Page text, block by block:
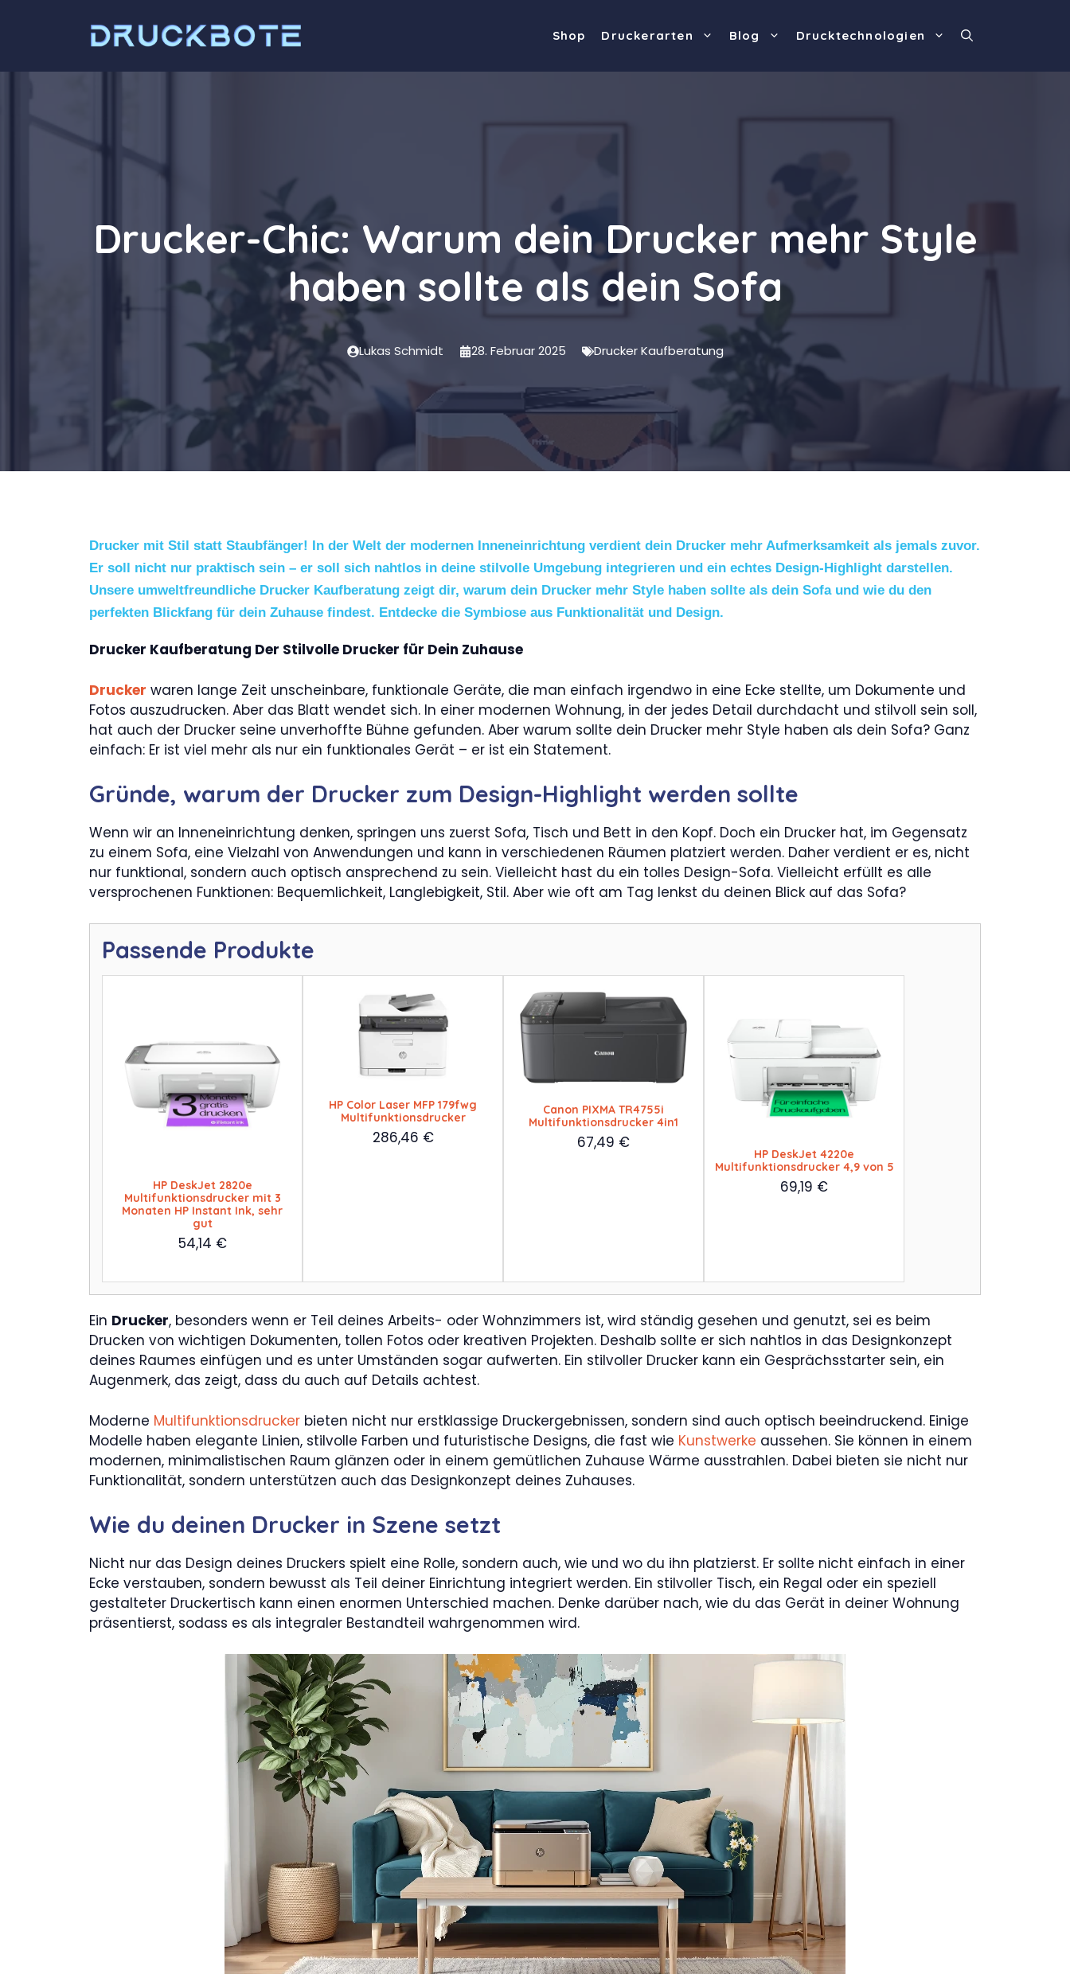
Shop Druckerarten Blog Drucktechnologien
Drucker-Chic: Warum dein Drucker mehr Style
haben sollte als dein Sofa
Lukas Schmidt 28. Februar 2025 Drucker Kaufberatung
Drucker mit Stil statt Staubfänger! In der Welt der modernen Inneneinrichtung verdient dein Drucker mehr Aufmerksamkeit als jemals zuvor.
Er soll nicht nur praktisch sein – er soll sich nahtlos in deine stilvolle Umgebung integrieren und ein echtes Design-Highlight darstellen.
Unsere umweltfreundliche Drucker Kaufberatung zeigt dir, warum dein Drucker mehr Style haben sollte als dein Sofa und wie du den
perfekten Blickfang für dein Zuhause findest. Entdecke die Symbiose aus Funktionalität und Design.
Drucker Kaufberatung Der Stilvolle Drucker für Dein Zuhause
Drucker waren lange Zeit unscheinbare, funktionale Geräte, die man einfach irgendwo in eine Ecke stellte, um Dokumente und
Fotos auszudrucken. Aber das Blatt wendet sich. In einer modernen Wohnung, in der jedes Detail durchdacht und stilvoll sein soll,
hat auch der Drucker seine unverhoffte Bühne gefunden. Aber warum sollte dein Drucker mehr Style haben als dein Sofa? Ganz
einfach: Er ist viel mehr als nur ein funktionales Gerät – er ist ein Statement.
Gründe, warum der Drucker zum Design-Highlight werden sollte
Wenn wir an Inneneinrichtung denken, springen uns zuerst Sofa, Tisch und Bett in den Kopf. Doch ein Drucker hat, im Gegensatz
zu einem Sofa, eine Vielzahl von Anwendungen und kann in verschiedenen Räumen platziert werden. Daher verdient er es, nicht
nur funktional, sondern auch optisch ansprechend zu sein. Vielleicht hast du ein tolles Design-Sofa. Vielleicht erfüllt es alle
versprochenen Funktionen: Bequemlichkeit, Langlebigkeit, Stil. Aber wie oft am Tag lenkst du deinen Blick auf das Sofa?
Passende Produkte
HP DeskJet 2820e
Multifunktionsdrucker mit 3
Monaten HP Instant Ink, sehr
gut
54,14 €
HP Color Laser MFP 179fwg
Multifunktionsdrucker
286,46 €
Canon PIXMA TR4755i
Multifunktionsdrucker 4in1
67,49 €
HP DeskJet 4220e
Multifunktionsdrucker 4,9 von 5
69,19 €
Ein Drucker, besonders wenn er Teil deines Arbeits- oder Wohnzimmers ist, wird ständig gesehen und genutzt, sei es beim
Drucken von wichtigen Dokumenten, tollen Fotos oder kreativen Projekten. Deshalb sollte er sich nahtlos in das Designkonzept
deines Raumes einfügen und es unter Umständen sogar aufwerten. Ein stilvoller Drucker kann ein Gesprächsstarter sein, ein
Augenmerk, das zeigt, dass du auch auf Details achtest.
Moderne Multifunktionsdrucker bieten nicht nur erstklassige Druckergebnissen, sondern sind auch optisch beeindruckend. Einige
Modelle haben elegante Linien, stilvolle Farben und futuristische Designs, die fast wie Kunstwerke aussehen. Sie können in einem
modernen, minimalistischen Raum glänzen oder in einem gemütlichen Zuhause Wärme ausstrahlen. Dabei bieten sie nicht nur
Funktionalität, sondern unterstützen auch das Designkonzept deines Zuhauses.
Wie du deinen Drucker in Szene setzt
Nicht nur das Design deines Druckers spielt eine Rolle, sondern auch, wie und wo du ihn platzierst. Er sollte nicht einfach in einer
Ecke verstauben, sondern bewusst als Teil deiner Einrichtung integriert werden. Ein stilvoller Tisch, ein Regal oder ein speziell
gestalteter Druckertisch kann einen enormen Unterschied machen. Denke darüber nach, wie du das Gerät in deiner Wohnung
präsentierst, sodass es als integraler Bestandteil wahrgenommen wird.